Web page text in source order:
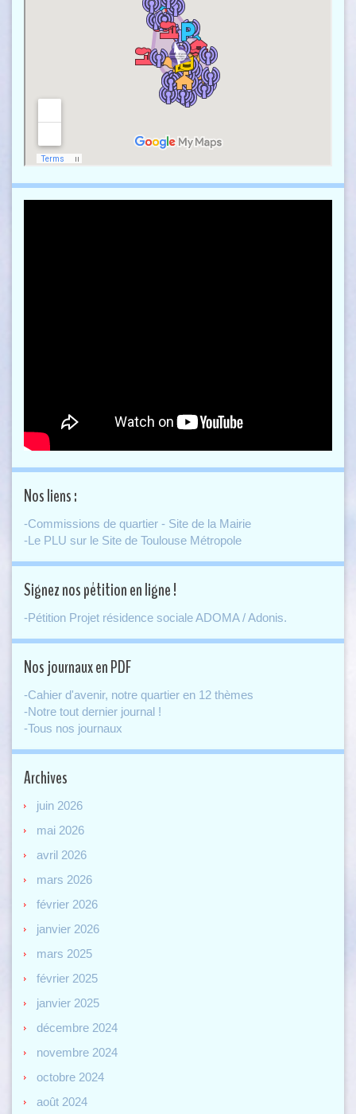
Nos liens :
-Commissions de quartier - Site de la Mairie
-Le PLU sur le Site de Toulouse Métropole
Signez nos pétition en ligne !
-Pétition Projet résidence sociale ADOMA / Adonis.
Nos journaux en PDF
-Cahier d'avenir, notre quartier en 12 thèmes
-Notre tout dernier journal !
-Tous nos journaux
Archives
juin 2026
mai 2026
avril 2026
mars 2026
février 2026
janvier 2026
mars 2025
février 2025
janvier 2025
décembre 2024
novembre 2024
octobre 2024
août 2024